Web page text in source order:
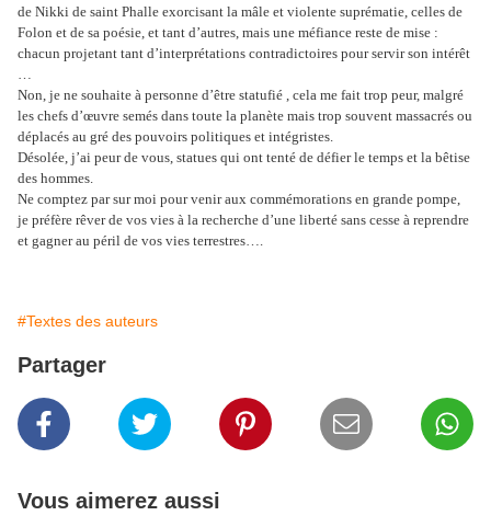
de Nikki de saint Phalle exorcisant la mâle et violente suprématie, celles de
Folon et de sa poésie, et tant d’autres, mais une méfiance reste de mise :
chacun projetant tant d’interprétations contradictoires pour servir son intérêt
…
Non, je ne souhaite à personne d’être statufié , cela me fait trop peur, malgré
les chefs d’œuvre semés dans toute la planète mais trop souvent massacrés ou
déplacés au gré des pouvoirs politiques et intégristes.
Désolée, j’ai peur de vous, statues qui ont tenté de défier le temps et la bêtise
des hommes.
Ne comptez par sur moi pour venir aux commémorations en grande pompe,
je préfère rêver de vos vies à la recherche d’une liberté sans cesse à reprendre
et gagner au péril de vos vies terrestres….
#Textes des auteurs
Partager
Vous aimerez aussi